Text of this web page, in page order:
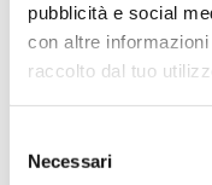
pubblicità e social
con altre
raccolto dal tuo
delNecessari
RECENSIONI
ALTRI GUSTI